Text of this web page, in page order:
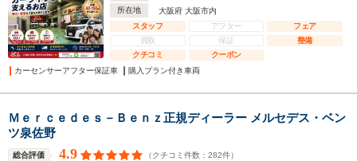
所在地
大阪府 大阪市内
スタッフ
アフター
フェア
買取
保証
整備
クチコミ
クーポン
カーセンサーアフター保証車
購入プラン付き車両
Ｍｅｒｃｅｄｅｓ－Ｂｅｎｚ正規ディーラー メルセデス・ベン
ツ泉佐野
総合評価 4.9 （クチコミ件数： 282件）